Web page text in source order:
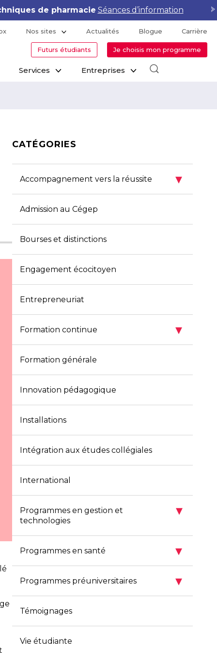
de pharmacie Séances d’information
Nos sites Actualités Blogue Carrière
Futurs étudiants Je choisis mon programme
Services Entreprises
CATÉGORIES
Accompagnement vers la réussite ▾
Admission au Cégep
Bourses et distinctions
Engagement écocitoyen
Entrepreneuriat
Formation continue ▾
Formation générale
Innovation pédagogique
Installations
Intégration aux études collégiales
International
Programmes en gestion et
technologies
▾
Programmes en santé ▾
Programmes préuniversitaires ▾
Témoignages
Vie étudiante